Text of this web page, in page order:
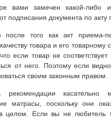
вами замечен какой-либо
подписания документа по
после того как акт приема-
товара и его
если товар не
от него. Поэтому если
своим законным правом.
рекомендации
матрасы, поскольку они
целом. Если вы не любитель